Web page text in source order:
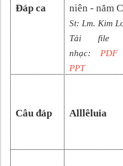
Đáp ca
niên - năm C
St: Lm. Kim
Tải file
nhạc: PDF
PPT
Câu đáp Alllêluia